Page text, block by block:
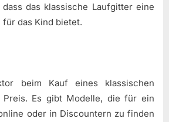
das klassische Laufgitter eine
das Kind bietet.
beim Kauf eines klassischen
Es gibt Modelle, die für ein
oder in Discountern zu finden